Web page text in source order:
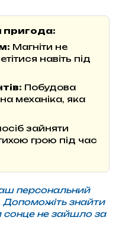
пригода:
Магніти не
навіть під
Побудова
механіка, яка
зайняти
грою під час
персональний
Допоможіть знайти
сонце не зайшло за